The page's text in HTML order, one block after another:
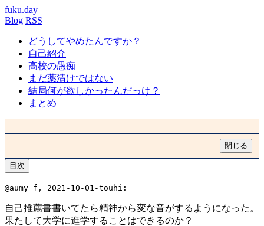
fuku.day
Blog RSS
どうしてやめたんですか？
自己紹介
高校の愚痴
まだ薬漬けではない
結局何が欲しかったんだっけ？
まとめ
閉じる
目次
@aumy_f, 2021-10-01-touhi:
自己推薦書書いてたら精神から変な音がするようになった。
果たして大学に進学することはできるのか？